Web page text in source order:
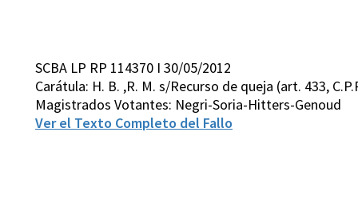
SCBA LP RP 114370 I 30/05/2012
Carátula: H. B. ,R. M. s/Recurso de queja (art. 433,
Magistrados Votantes: Negri-Soria-Hitters-Genoud
Ver el Texto Completo del Fallo